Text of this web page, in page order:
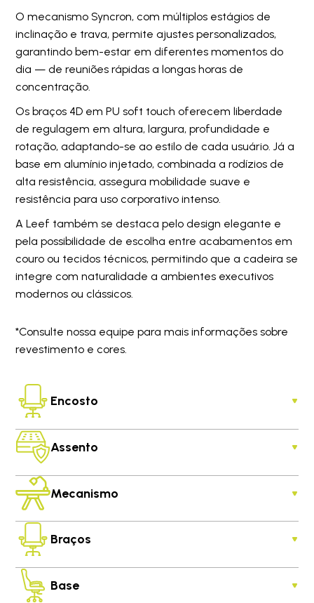
O mecanismo Syncron, com múltiplos estágios de
inclinação e trava, permite ajustes personalizados,
garantindo bem-estar em diferentes momentos do
dia — de reuniões rápidas a longas horas de
concentração.
Os braços 4D em PU soft touch oferecem liberdade
de regulagem em altura, largura, profundidade e
rotação, adaptando-se ao estilo de cada usuário. Já a
base em alumínio injetado, combinada a rodízios de
alta resistência, assegura mobilidade suave e
resistência para uso corporativo intenso.
A Leef também se destaca pelo design elegante e
pela possibilidade de escolha entre acabamentos em
couro ou tecidos técnicos, permitindo que a cadeira se
integre com naturalidade a ambientes executivos
modernos ou clássicos.
*Consulte nossa equipe para mais informações sobre
revestimento e cores.
Encosto
Assento
Mecanismo
Braços
Base